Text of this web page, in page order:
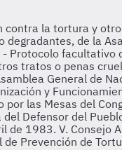
contra la tortura y
degradantes, de la
Protocolo facultativo
tratos o penas
General de
y
por las Mesas del
Defensor del
de 1983. V. Consejo
de Prevención de